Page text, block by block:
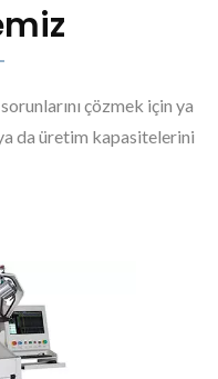
çözmek için ya
da üretim kapasitelerini